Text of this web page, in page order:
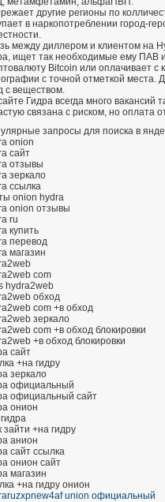
другие регионы по
в наркопотреблении город-
между диллером и клиентом на
ищет так необходимые ему ПАВ
Bitcoin или оплачивает
с точной отметкой места.
с веществом.
Гидра всегда много вакансий
связана с риском, но оплата
запросы для поиска в
onion
сайт
отзывы
зеркало
ссылка
onion hydra
onion отзывы
ru
купить
перевод
магазин
com
hydra2web
обход
com +в обход
зеркало
com +в обход блокировки
+в обход блокировки
сайт
+на гидру
зеркало
официальный
официальный сайт
онион
зайти +на гидру
анион
сайт ссылка
онион сайт
магазин
+на гидру онион
union официальный